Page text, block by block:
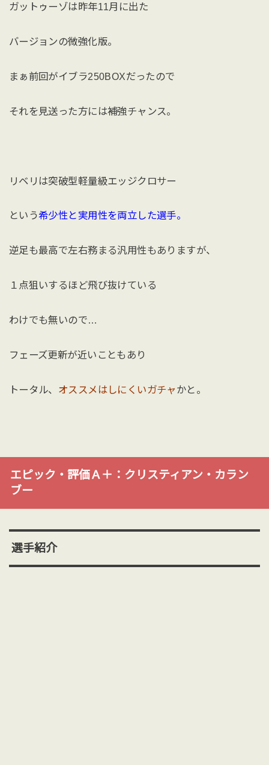
ガットゥーゾは昨年11月に出た
バージョンの微強化版。
まぁ前回がイブラ250BOXだったので
それを見送った方には補強チャンス。
リベリは突破型軽量級エッジクロサー
という希少性と実用性を両立した選手。
逆足も最高で左右務まる汎用性もありますが、
１点狙いするほど飛び抜けている
わけでも無いので…
フェーズ更新が近いこともあり
トータル、 オススメはしにくいガチャ かと。
エピック・評価Ａ＋：クリスティアン・カラン
ブー
選手紹介